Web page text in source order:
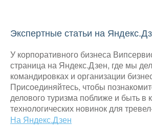
Экспертные статьи на
У корпоративного бизнеса
страница на Яндекс.Дзен, где мы
командировках и организации
Присоединяйтесь, чтобы
делового туризма поближе и быть в
технологических новинок для
На Яндекс.Дзен